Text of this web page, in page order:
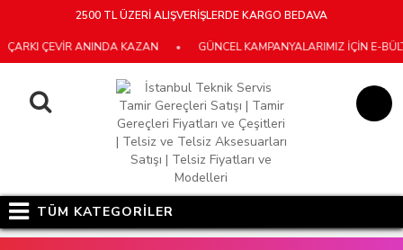
2500 TL ÜZERİ ALIŞVERİŞLERDE KARGO BEDAVA
ANINDA KAZAN • GÜNCEL KAMPANYALARIMIZ İÇİN E-
TÜM KATEGORİLER